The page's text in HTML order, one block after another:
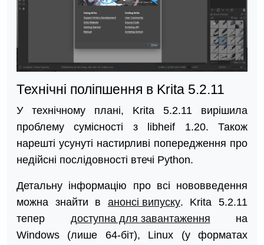
Технічні поліпшення в Krita 5.2.11
У технічному плані, Krita 5.2.11 вирішила
проблему сумісності з libheif 1.20. Також
нарешті усунуті настирливі попередження про
недійсні послідовності втечі Python.
Детальну інформацію про всі нововведення
можна знайти в анонсі випуску. Krita 5.2.11
тепер доступна для завантаження на
Windows (лише 64-біт), Linux (у форматах